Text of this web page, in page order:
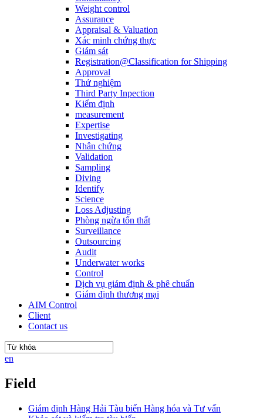
Weight control
Assurance
Appraisal & Valuation
Xác minh chứng thực
Giám sát
Registration@Classification for Shipping
Approval
Thử nghiệm
Third Party Inpection
Kiểm định
measurement
Expertise
Investigating
Nhân chứng
Validation
Sampling
Diving
Identify
Science
Loss Adjusting
Phòng ngừa tổn thất
Surveillance
Outsourcing
Audit
Underwater works
Control
Dịch vụ giám định & phê chuẩn
Giám định thương mại
AIM Control
Client
Contact us
en
Field
Giám định Hàng Hải Tàu biển Hàng hóa và Tư vấn